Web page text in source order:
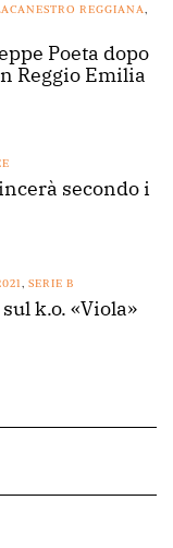
REGGIANA
Poeta dopo
Reggio Emilia
secondo i
SERIE B
k.o. «Viola»